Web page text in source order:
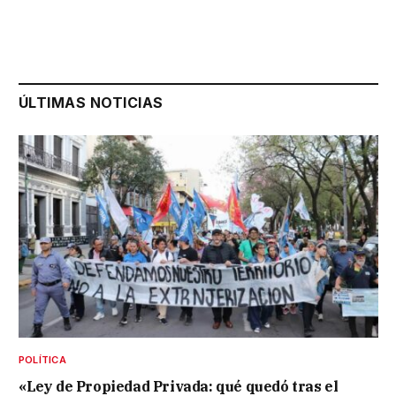
ÚLTIMAS NOTICIAS
POLÍTICA
«Ley de Propiedad Privada: qué quedó tras el